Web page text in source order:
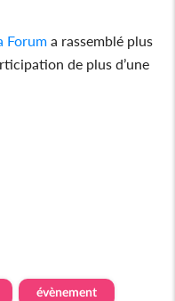
Forum a rassemblé plus
de plus d’une
évènement